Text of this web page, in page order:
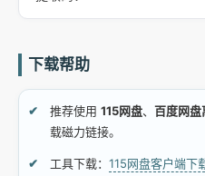
下载帮助
推荐使用 115网盘、 百度网盘
载磁力链接。
工具下载： 115网盘客户端下